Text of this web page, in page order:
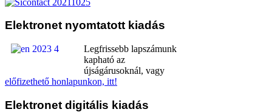
Elektronet nyomtatott kiadás
Legfrissebb lapszámunk
kapható az
újságárusoknál, vagy
előfizethető honlapunkon, itt!
Elektronet digitális kiadás